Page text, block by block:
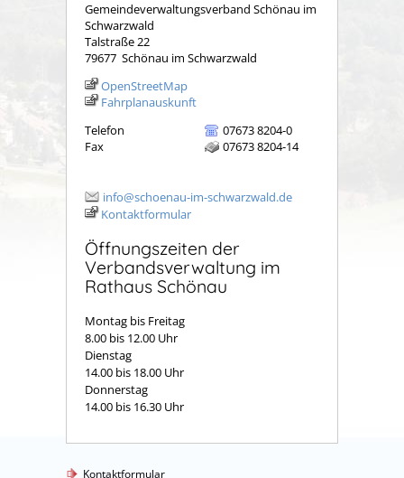
Gemeindeverwaltungsverband Schönau im
Schwarzwald
Talstraße 22
79677 Schönau im Schwarzwald
OpenStreetMap
Fahrplanauskunft
Telefon
07673 8204-0
Fax
07673 8204-14
info@schoenau-im-schwarzwald.de
Kontaktformular
Öffnungszeiten der
Verbandsverwaltung im
Rathaus Schönau
Montag bis Freitag
8.00 bis 12.00 Uhr
Dienstag
14.00 bis 18.00 Uhr
Donnerstag
14.00 bis 16.30 Uhr
Kontaktformular